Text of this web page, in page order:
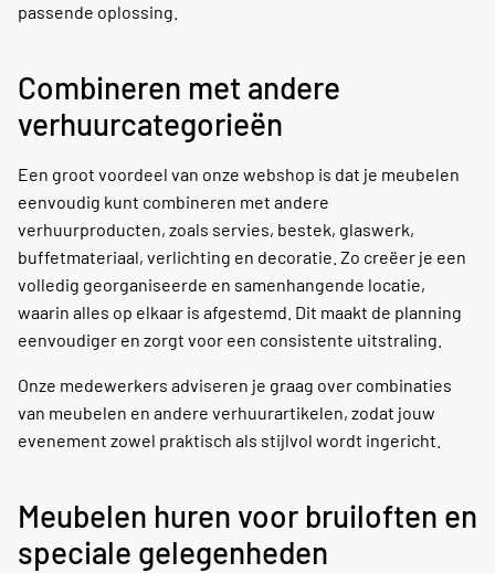
passende oplossing.
Combineren met andere
verhuurcategorieën
Een groot voordeel van onze webshop is dat je meubelen
eenvoudig kunt combineren met andere
verhuurproducten, zoals servies, bestek, glaswerk,
buffetmateriaal, verlichting en decoratie. Zo creëer je een
volledig georganiseerde en samenhangende locatie,
waarin alles op elkaar is afgestemd. Dit maakt de planning
eenvoudiger en zorgt voor een consistente uitstraling.
Onze medewerkers adviseren je graag over combinaties
van meubelen en andere verhuurartikelen, zodat jouw
evenement zowel praktisch als stijlvol wordt ingericht.
Meubelen huren voor bruiloften en
speciale gelegenheden